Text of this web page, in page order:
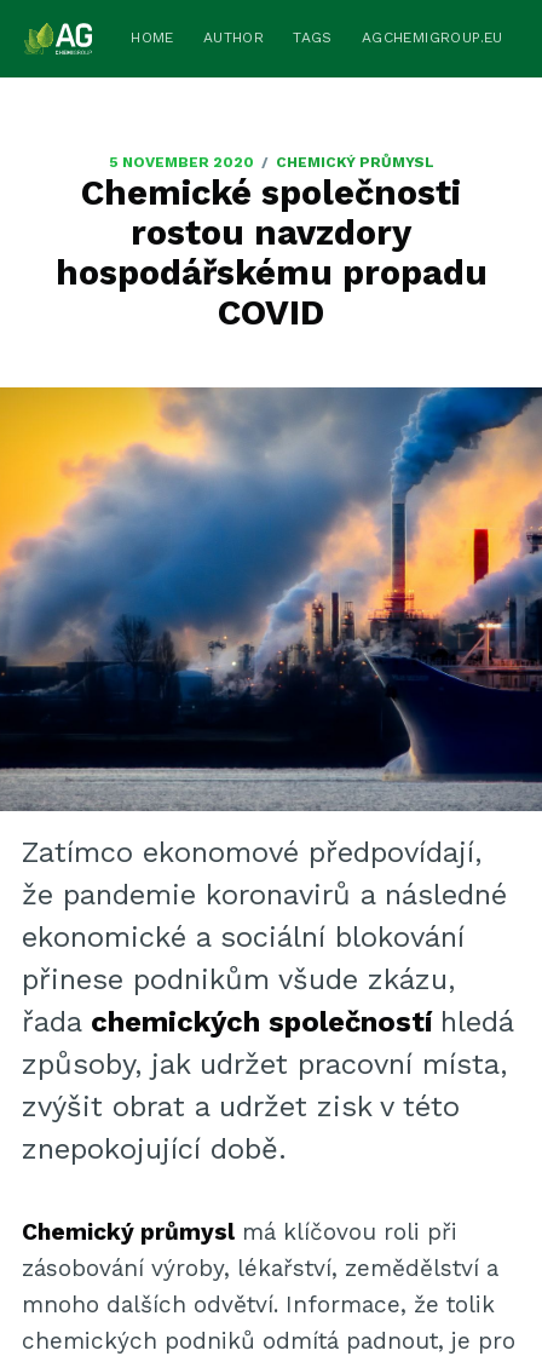
HOME AUTHOR TAGS AGCHEMIGROUP.EU
5 NOVEMBER 2020 / CHEMICKÝ PRŮMYSL
Chemické společnosti
rostou navzdory
hospodářskému propadu
COVID
Zatímco ekonomové předpovídají,
že pandemie koronavirů a následné
ekonomické a sociální blokování
přinese podnikům všude zkázu,
řada chemických společností hledá
způsoby, jak udržet pracovní místa,
zvýšit obrat a udržet zisk v této
znepokojující době.
Chemický průmyslmá klíčovou roli při
zásobování výroby, lékařství, zemědělství a
mnoho dalších odvětví. Informace, že tolik
chemických podniků odmítá padnout, je pro